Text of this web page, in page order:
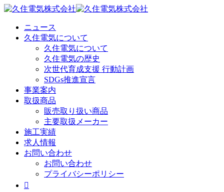
Skip
contentニュース
久住電気について
久住電気について
久住電気の歴史
次世代育成支援 行動計画
SDGs推進宣言
事業案内
取扱商品
販売取り扱い商品
主要取扱メーカー
施工実績
求人情報
お問い合わせ
お問い合わせ
プライバシーポリシー
